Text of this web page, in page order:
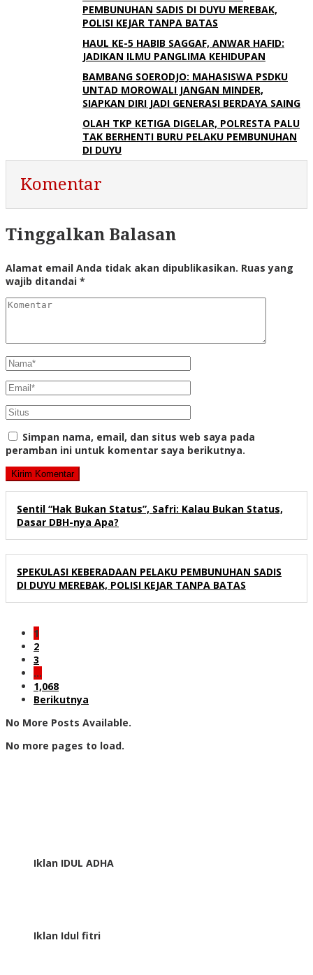
PEMBUNUHAN SADIS DI DUYU MEREBAK,
POLISI KEJAR TANPA BATAS
HAUL KE-5 HABIB SAGGAF, ANWAR HAFID:
JADIKAN ILMU PANGLIMA KEHIDUPAN
BAMBANG SOERODJO: MAHASISWA PSDKU
UNTAD MOROWALI JANGAN MINDER,
SIAPKAN DIRI JADI GENERASI BERDAYA SAING
OLAH TKP KETIGA DIGELAR, POLRESTA PALU
TAK BERHENTI BURU PELAKU PEMBUNUHAN
DI DUYU
Komentar
Tinggalkan Balasan
Alamat email Anda tidak akan dipublikasikan. Ruas yang
wajib ditandai *
Simpan nama, email, dan situs web saya pada
peramban ini untuk komentar saya berikutnya.
Sentil “Hak Bukan Status”, Safri: Kalau Bukan Status,
Dasar DBH-nya Apa?
SPEKULASI KEBERADAAN PELAKU PEMBUNUHAN SADIS
DI DUYU MEREBAK, POLISI KEJAR TANPA BATAS
1
2
3
…
1,068
Berikutnya
No More Posts Available.
No more pages to load.
Iklan IDUL ADHA
Iklan Idul fitri